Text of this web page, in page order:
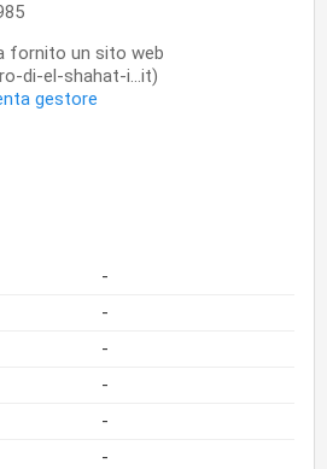
fornito un sito web
di-el-shahat-i...it)
gestore
-
-
-
-
-
-